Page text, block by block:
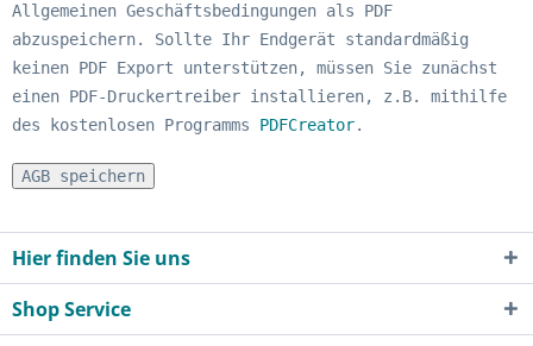
Allgemeinen Geschäftsbedingungen als PDF
abzuspeichern. Sollte Ihr Endgerät standardmäßig
keinen PDF Export unterstützen, müssen Sie zunächst
einen PDF-Druckertreiber installieren, z.B. mithilfe
des kostenlosen Programms PDFCreator.
AGB speichern
Hier finden Sie uns
Shop Service